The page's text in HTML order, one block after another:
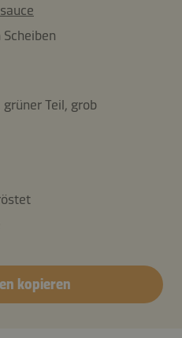
Teil, grob
kopieren